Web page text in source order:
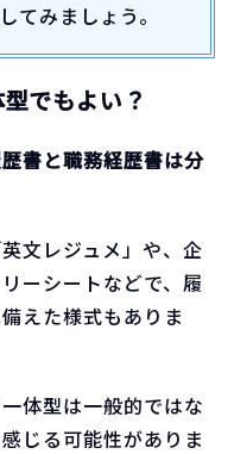
てみましょう。
でもよい？
書と職務経歴書は分
文レジュメ」や、企
ーシートなどで、履
えた様式もありま
体型は一般的ではな
じる可能性がありま